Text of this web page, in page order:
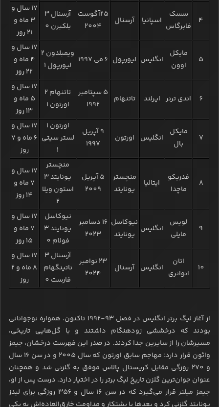
4
سسک
فابرگاس
اسپانیا آرسنال
25آگوست
2004
آرسنال 3
بلکبرن 0
17 سال و
3 ماه و
21 روز
5
مایکل
اوون
انگلیس لیورپول 6 می 1997
ویمبلدون 2
لیورپول 1
17 سال و
4 ماه و
22 روز
6 اندی ترنر ایرلند تاتنهام
5 سپتامبر
1992
تاتنهام 2
اورتون 1
17 سال و
5 ماه و
13 روز
7
مایکل
بال
انگلیس اورتون
9 آپریل
1997
اورتون 1
لستر سیتی
1
17 سال و
6 ماه و 7
روز
8
فدریکو
ماچدا
ایتالیا
منچستر
یونایتد
5 آپریل
2009
منچستر
یونایتد 3
استون ویلا
2
17 سال و
7 ماه و
14 روز
9
لویس
مایلی
انگلیس
نیوکاسل
یونایتد
16 دسامبر
2023
نیوکاسل
یونایتد 3
فولام 0
17 سال و
7 ماه و
15 روز
10
اتان
انوانری
انگلیس آرسنال
23 نوامبر
2024
آرسنال 3
ناتینگهام
فارست 0
17 سال و
8 ماه و 2
روز
از آغاز لیگ برتر انگلیس در فصل ۹۳-۱۹۹۲ تاکنون، همواره نوجوانانی
بودند که درخششی زودهنگام داشتند و با گل‌هایی تاریخی،
مسیرشان را از سایرین جدا کردند. در صدر این فهرست درخشان، جیمز
وائون قرار دارد؛ مهاجم سابق اورتون که سال 2005 و در سن 16 سال
و 270 روزگی مقابل کریستال پالاس موفق به گلزنی شد و همچنان
عنوان جوان‌ترین گلزن تاریخ لیگ برتر را در اختیار دارد. درست پس از او،
جیمز میلنر قرار می‌گیرد که در سن ۱۶ سال و 356 روزگی برای لیدز
یونایتد گلزنی کرد و بعدها با پشتکار و مداومت خارق‌العاده‌اش به یکی